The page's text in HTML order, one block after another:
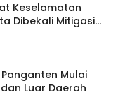
Keselamatan
Dibekali Mitigasi
Mulai
Luar Daerah